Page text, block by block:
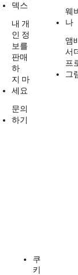
덱스
내 개
인 정
보를
판매
하
지 마
세요
문의
하기
웨
나
앰
서
프
그
쿠
키